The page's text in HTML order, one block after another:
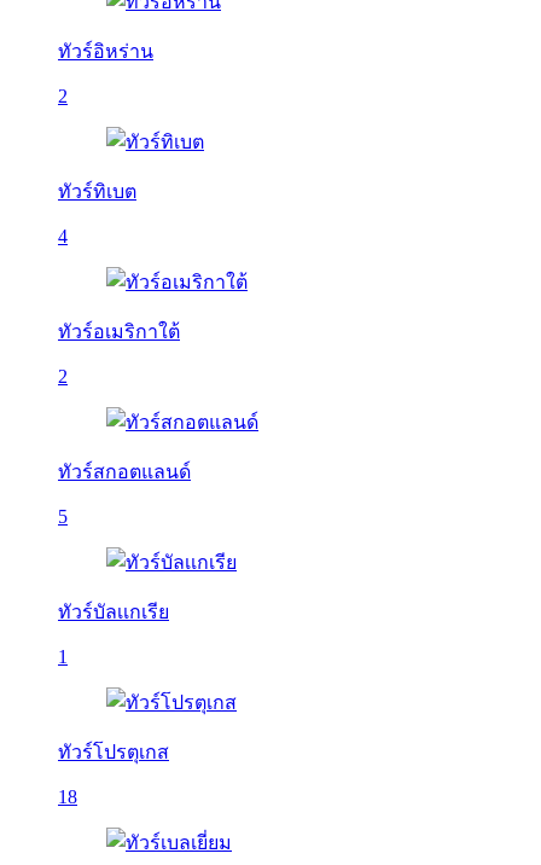
ทัวร์อิหร่าน
2
ทัวร์ทิเบต
4
ทัวร์อเมริกาใต้
2
ทัวร์สกอตแลนด์
5
ทัวร์บัลเเกเรีย
1
ทัวร์โปรตุเกส
18